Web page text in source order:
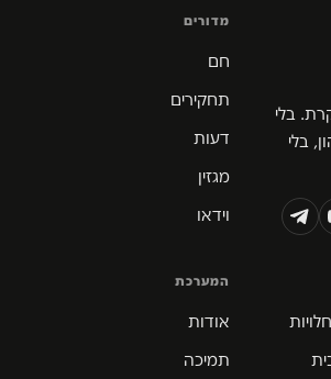
בלי
בלי
מדורים
חם
תחקירים
דעות
מגזין
וידאו
המערכת
אודות
תמיכה